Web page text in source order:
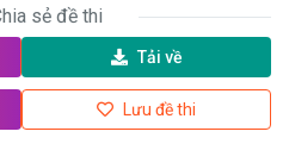
sẻ đề thi
Tải về
Lưu đề thi